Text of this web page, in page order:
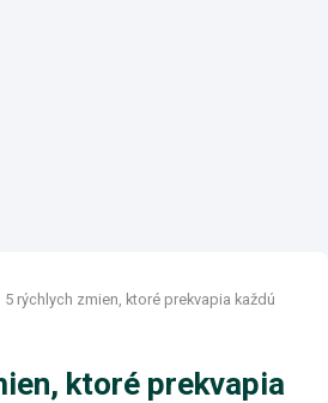
5 rýchlych zmien, ktoré prekvapia každú
ktoré prekvapia